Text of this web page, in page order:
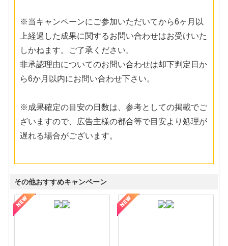
※当キャンペーンにご参加いただいてから6ヶ月以
上経過した成果に関するお問い合わせはお受けいた
しかねます。ご了承ください。
非承認理由についてのお問い合わせは却下判定日か
ら6か月以内にお問い合わせ下さい。
※成果確定の目安の日数は、参考としての掲載でご
ざいますので、広告主様の都合等で目安より処理が
遅れる場合がございます。
その他おすすめキャンペーン